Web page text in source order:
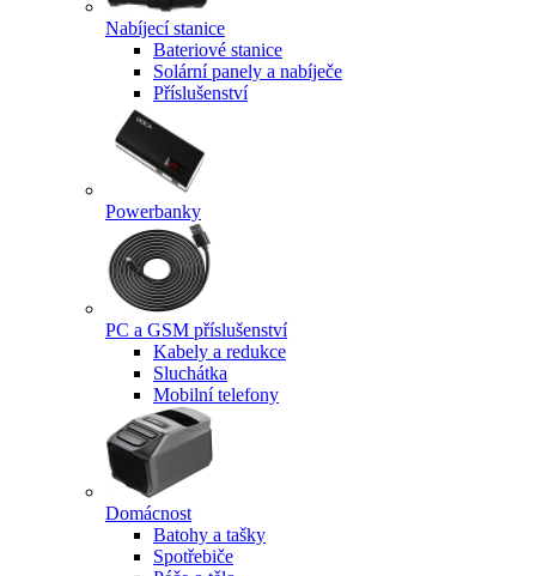
Nabíjecí stanice
Bateriové stanice
Solární panely a nabíječe
Příslušenství
Powerbanky
PC a GSM příslušenství
Kabely a redukce
Sluchátka
Mobilní telefony
Domácnost
Batohy a tašky
Spotřebiče